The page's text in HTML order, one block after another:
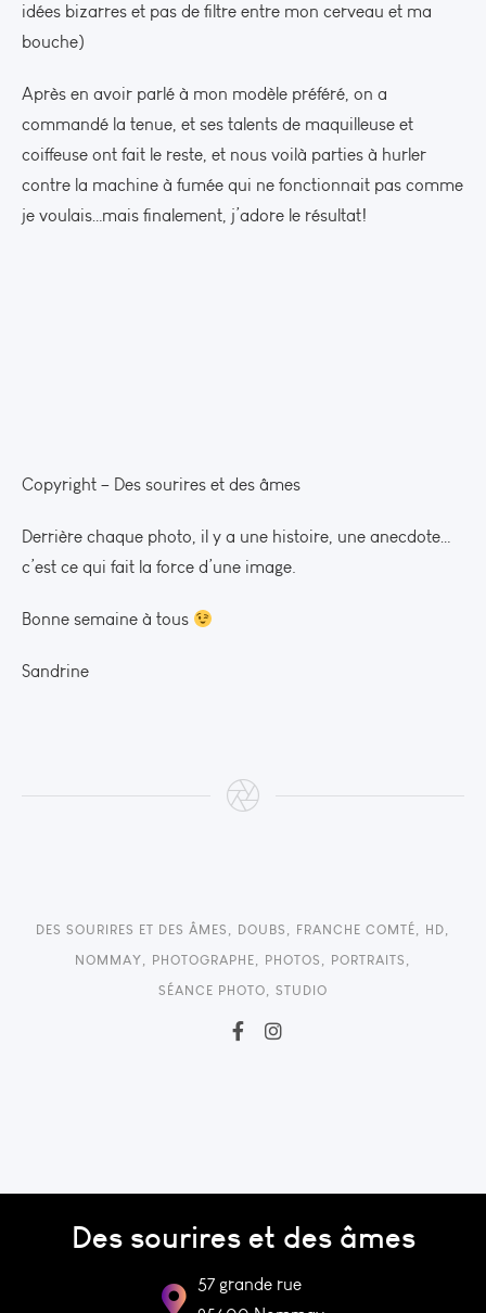
idées bizarres et pas de filtre entre mon cerveau et ma
bouche)
Après en avoir parlé à mon modèle préféré, on a
commandé la tenue, et ses talents de maquilleuse et
coiffeuse ont fait le reste, et nous voilà parties à hurler
contre la machine à fumée qui ne fonctionnait pas comme
je voulais…mais finalement, j’adore le résultat!
Copyright – Des sourires et des âmes
Derrière chaque photo, il y a une histoire, une anecdote…
c’est ce qui fait la force d’une image.
Bonne semaine à tous
Sandrine
DES SOURIRES ET DES ÂMES , DOUBS , FRANCHE COMTÉ, HD,
NOMMAY, PHOTOGRAPHE, PHOTOS , PORTRAITS ,
SÉANCE PHOTO, STUDIO
Des sourires et des âmes
57 grande rue